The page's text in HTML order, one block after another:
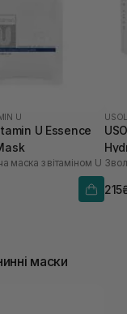
U
U Essence
маска з вітаміном U шт
маски